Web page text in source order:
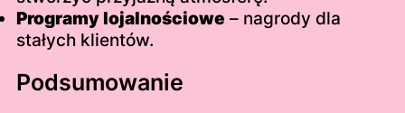
Programy lojalnościowe – nagrody dla
stałych klientów.
Podsumowanie